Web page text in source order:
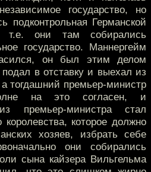
государство, но
подконтрольная Германской
т.е. они там собирались
государство. Маннергейм
он был этим делом
в отставку и выехал из
тогдашний премьер-министр
на это согласен, и
премьер-министра стал
королевства, которое должно
хозяев, избрать себе
они собирались
сына кайзера Вильгельма